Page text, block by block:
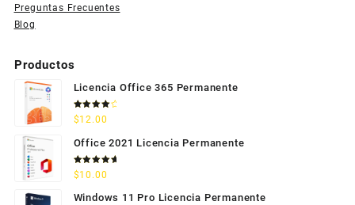
Preguntas Frecuentes
Blog
Productos
Licencia Office 365 Permanente
Valorado
con4.33
$12.00
Office 2021 Licencia Permanente
Valorado
con 5.00
$10.00
Windows 11 Pro Licencia Permanente